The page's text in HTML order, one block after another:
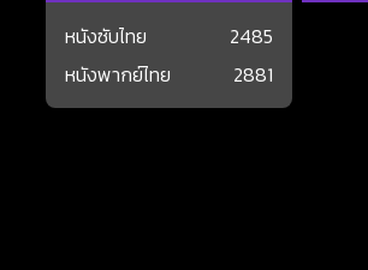
หนังซับไทย
2485
หนังพากย์ไทย
2881